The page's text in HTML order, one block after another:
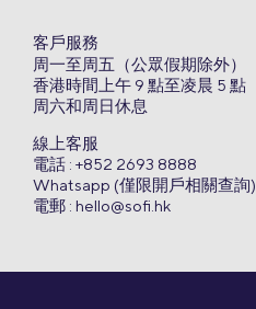
客戶服務
周一至周五（公眾假期除外）
香港時間上午 9 點至凌晨 5 點
周六和周日休息
線上客服
電話 : +852 2693 8888
Whatsapp (僅限開戶相關查詢)
電郵 : hello@sofi.hk